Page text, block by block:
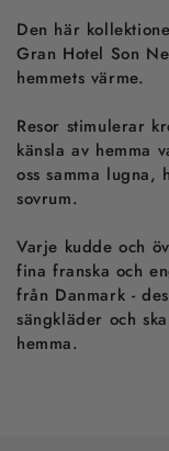
Den här
Gran Hotel Son
hemmets värme.
Resor stimulerar
känsla av hemma
oss samma
sovrum.
Varje kudde och
fina franska och
från Danmark -
sängkläder och
hemma.